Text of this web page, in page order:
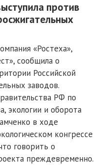
против
«Ростеха»,
сообщила о
Российской
заводов.
РФ по
экологии и оборота
в ходе
конгрессе
говорить о
преждевременно.